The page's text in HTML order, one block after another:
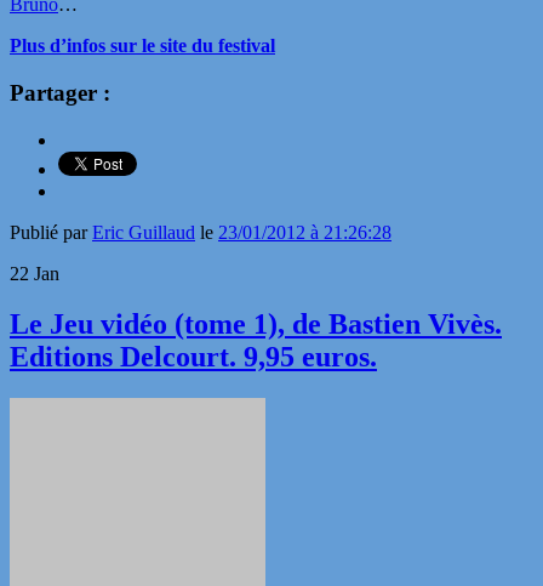
Brüno…
Plus d’infos sur le site du festival
Partager :
Publié parEric Guillaud le 23/01/2012 à 21:26:28
22 Jan
Le Jeu vidéo (tome 1), de Bastien Vivès.
Editions Delcourt. 9,95 euros.